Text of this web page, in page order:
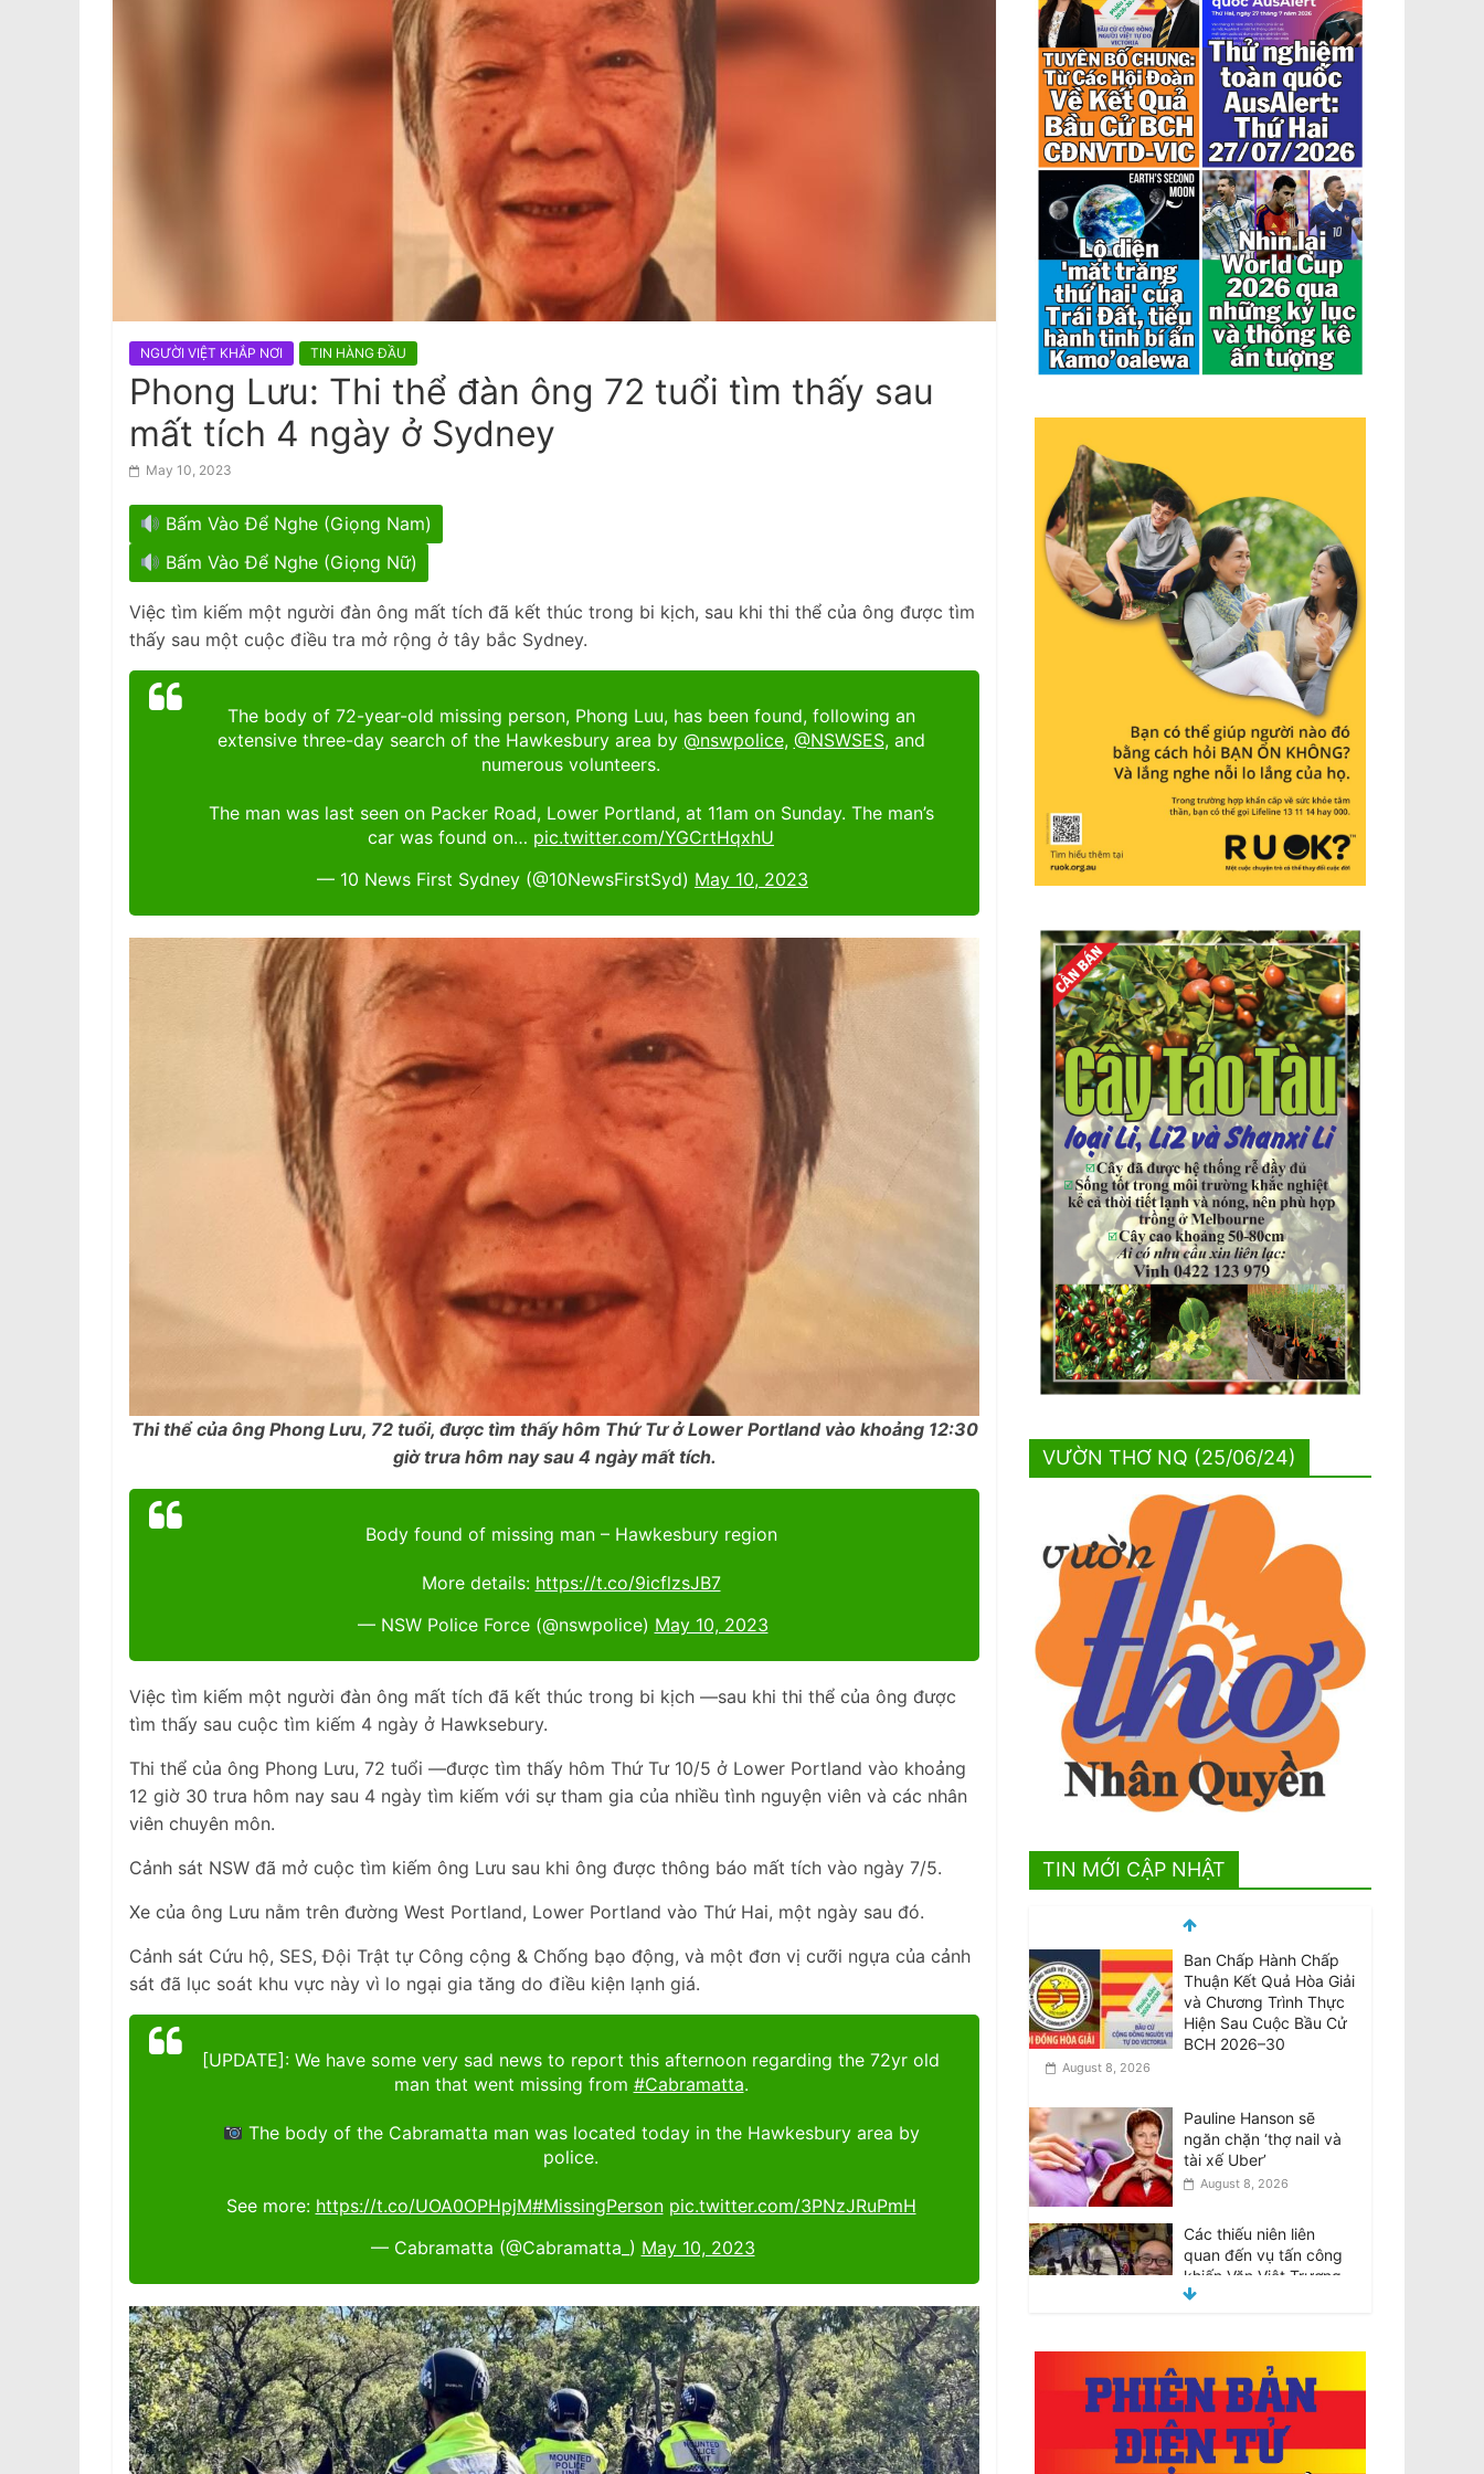
National Stroke Week: 6 Loại thực
phẩm giúp ngăn ngừa các cơn đột
quỵ, tử vong
NGƯỜI VIỆT KHẮP NƠI TIN HÀNG ĐẦU
Phong Lưu: Thi thể đàn ông 72 tuổi tìm thấy sau
mất tích 4 ngày ở Sydney
May 10, 2023
Bấm Vào Để Nghe (Giọng Nam)
Bấm Vào Để Nghe (Giọng Nữ)
Việc tìm kiếm một người đàn ông mất tích đã kết thúc trong bi kịch, sau khi thi thể của ông được tìm
thấy sau một cuộc điều tra mở rộng ở tây bắc Sydney.
The body of 72-year-old missing person, Phong Luu, has been found, following an
extensive three-day search of the Hawkesbury area by @nswpolice, @NSWSES, and
numerous volunteers.
The man was last seen on Packer Road, Lower Portland, at 11am on Sunday. The man’s
car was found on… pic.twitter.com/YGCrtHqxhU
— 10 News First Sydney (@10NewsFirstSyd) May 10, 2023
Thi thể của ông Phong Lưu, 72 tuổi, được tìm thấy hôm Thứ Tư ở Lower Portland vào khoảng 12:30
giờ trưa hôm nay sau 4 ngày mất tích.
Body found of missing man – Hawkesbury region
More details: https://t.co/9icflzsJB7
— NSW Police Force (@nswpolice) May 10, 2023
Việc tìm kiếm một người đàn ông mất tích đã kết thúc trong bi kịch —sau khi thi thể của ông được
tìm thấy sau cuộc tìm kiếm 4 ngày ở Hawksebury.
Thi thể của ông Phong Lưu, 72 tuổi —được tìm thấy hôm Thứ Tư 10/5 ở Lower Portland vào khoảng
12 giờ 30 trưa hôm nay sau 4 ngày tìm kiếm với sự tham gia của nhiều tình nguyện viên và các nhân
viên chuyên môn.
Cảnh sát NSW đã mở cuộc tìm kiếm ông Lưu sau khi ông được thông báo mất tích vào ngày 7/5.
Xe của ông Lưu nằm trên đường West Portland, Lower Portland vào Thứ Hai, một ngày sau đó.
Cảnh sát Cứu hộ, SES, Đội Trật tự Công cộng & Chống bạo động, và một đơn vị cưỡi ngựa của cảnh
sát đã lục soát khu vực này vì lo ngại gia tăng do điều kiện lạnh giá.
[UPDATE]: We have some very sad news to report this afternoon regarding the 72yr old
man that went missing from #Cabramatta.
The body of the Cabramatta man was located today in the Hawkesbury area by
police.
See more: https://t.co/UOA0OPHpjM#MissingPerson pic.twitter.com/3PNzJRuPmH
— Cabramatta (@Cabramatta_) May 10, 2023
VƯỜN THƠ NQ (25/06/24)
TIN MỚI CẬP NHẬT
Ban Chấp Hành Chấp
Thuận Kết Quả Hòa Giải
và Chương Trình Thực
Hiện Sau Cuộc Bầu Cử
BCH 2026–30
August 8, 2026
Pauline Hanson sẽ
ngăn chặn ‘thợ nail và
tài xế Uber’
August 8, 2026
Các thiếu niên liên
quan đến vụ tấn công
khiến Văn Việt Trương
tử vong được tại ngoại
Teens involved in fatal
attack on Van Viet
Truong freed on bail
August 8, 2026